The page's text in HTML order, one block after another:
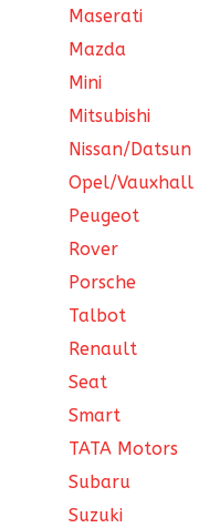
Maserati
Mazda
Mini
Mitsubishi
Nissan/Datsun
Opel/Vauxhall
Peugeot
Rover
Porsche
Talbot
Renault
Seat
Smart
TATA Motors
Subaru
Suzuki